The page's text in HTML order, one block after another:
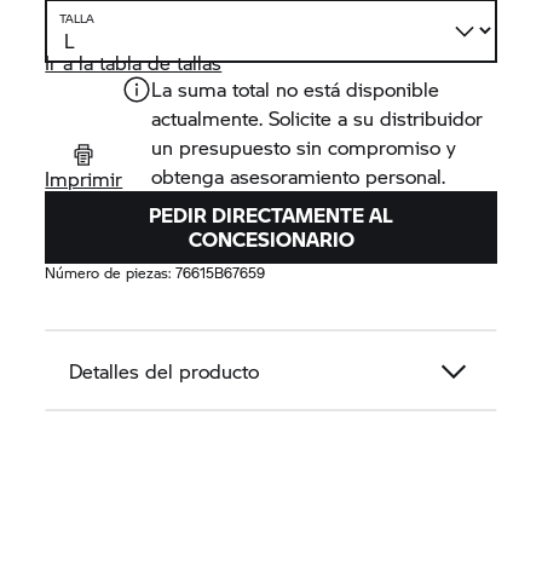
TALLA
Ir a la tabla de tallas
Imprimir
La suma total no está disponible
actualmente. Solicite a su distribuidor
un presupuesto sin compromiso y
obtenga asesoramiento personal.
PEDIR DIRECTAMENTE AL
CONCESIONARIO
Número de piezas:76615B67659
Detalles del producto